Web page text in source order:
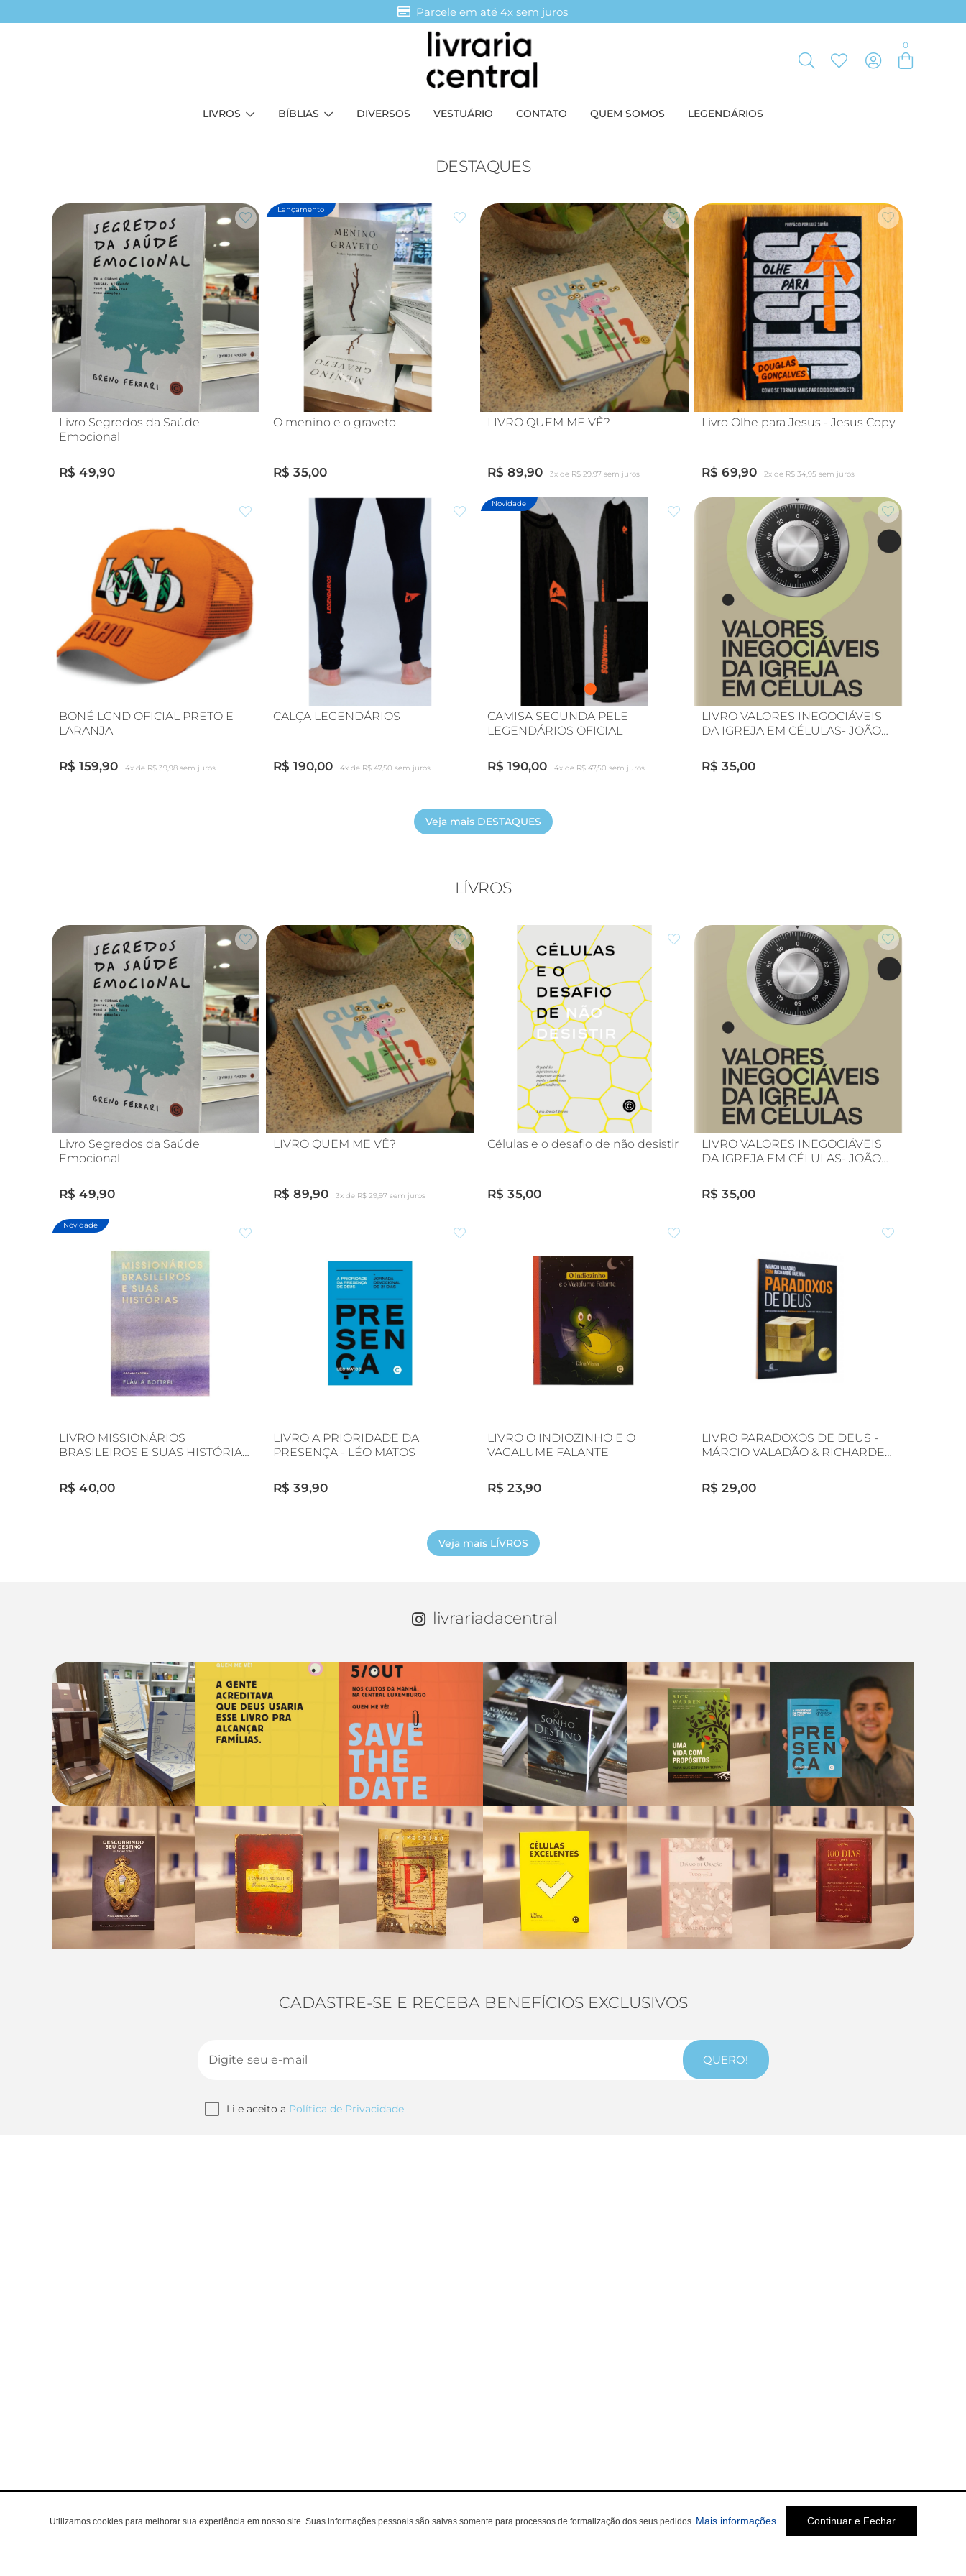
Parcele em até 4x sem juros
0
LIVROS BÍBLIAS DIVERSOS VESTUÁRIO CONTATO QUEM SOMOS LEGENDÁRIOS
DESTAQUES
Livro Segredos da Saúde
Emocional
R$ 49,90
Lançamento
O menino e o graveto
R$ 35,00
LIVRO QUEM ME VÊ?
R$ 89,90 3x de R$ 29,97 sem juros
Livro Olhe para Jesus - Jesus Copy
R$ 69,90 2x de R$ 34,95 sem juros
BONÉ LGND OFICIAL PRETO E
LARANJA
R$ 159,90 4x de R$ 39,98 sem juros
CALÇA LEGENDÁRIOS
R$ 190,00 4x de R$ 47,50 sem juros
Novidade
CAMISA SEGUNDA PELE
LEGENDÁRIOS OFICIAL
R$ 190,00 4x de R$ 47,50 sem juros
LIVRO VALORES INEGOCIÁVEIS
DA IGREJA EM CÉLULAS- JOÃO
R$ 35,00
Veja mais DESTAQUES
LÍVROS
Livro Segredos da Saúde
Emocional
R$ 49,90
LIVRO QUEM ME VÊ?
R$ 89,90 3x de R$ 29,97 sem juros
Células e o desafio de não desistir
R$ 35,00
LIVRO VALORES INEGOCIÁVEIS
DA IGREJA EM CÉLULAS- JOÃO
R$ 35,00
Novidade
LIVRO MISSIONÁRIOS
BRASILEIROS E SUAS HISTÓRIAS
R$ 40,00
LIVRO A PRIORIDADE DA
PRESENÇA - LÉO MATOS
R$ 39,90
LIVRO O INDIOZINHO E O
VAGALUME FALANTE
R$ 23,90
LIVRO PARADOXOS DE DEUS -
MÁRCIO VALADÃO & RICHARDE
R$ 29,00
Veja mais LÍVROS
livrariadacentral
CADASTRE-SE E RECEBA BENEFÍCIOS EXCLUSIVOS
QUERO!
Li e aceito a Política de Privacidade
Utilizamos cookies para melhorar sua experiência em nosso site. Suas informações pessoais são salvas somente para processos de formalização dos seus pedidos. Mais informações Continuar e Fechar